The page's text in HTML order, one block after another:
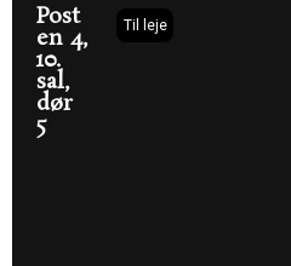
Post
en 4,
10.
sal,
dør
5
Til leje